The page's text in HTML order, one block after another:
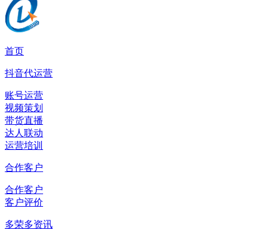
首页
抖音代运营
账号运营
视频策划
带货直播
达人联动
运营培训
合作客户
合作客户
客户评价
多荣多资讯